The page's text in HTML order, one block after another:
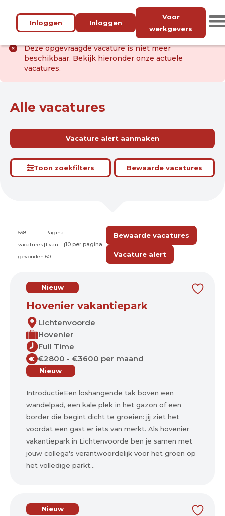
Inloggen Inloggen
Voor
werkgevers
Deze opgevraagde vacature is niet meer
beschikbaar. Bekijk hieronder onze actuele
vacatures.
Alle vacatures
Vacature alert aanmaken
Toon zoekfilters Bewaarde vacatures
598
vacatures
gevonden
|
Pagina
1 van
60
|
Bewaarde vacatures
Vacature alert
Nieuw
Hovenier vakantiepark
Lichtenvoorde
Hovenier
Full Time
€ €2800 - €3600 per maand
Nieuw
IntroductieEen loshangende tak boven een
wandelpad, een kale plek in het gazon of een
border die begint dicht te groeien: jij ziet het
voordat een gast er iets van merkt. Als hovenier
vakantiepark in Lichtenvoorde ben je samen met
jouw collega's verantwoordelijk voor het groen op
het volledige parkt...
Nieuw